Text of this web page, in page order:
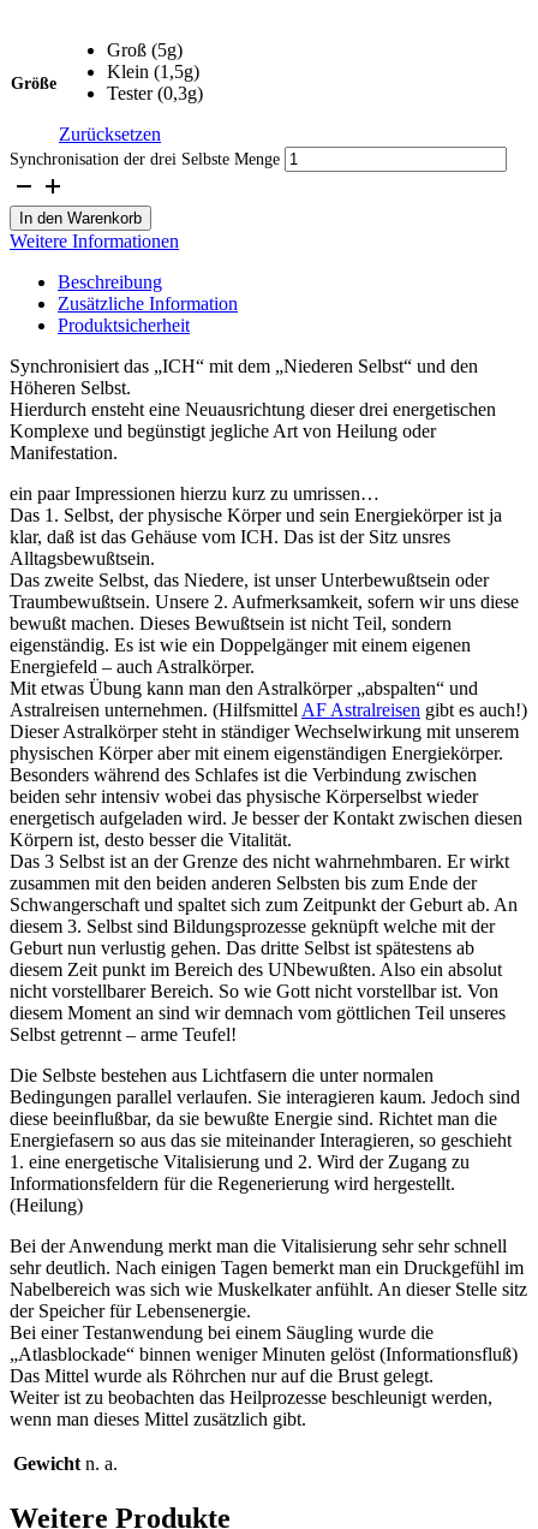
Größe
Groß (5g)
Klein (1,5g)
Tester (0,3g)
Zurücksetzen
Synchronisation der drei Selbste Menge
In den Warenkorb
Weitere Informationen
Beschreibung
Zusätzliche Information
Produktsicherheit
Synchronisiert das „ICH“ mit dem „Niederen Selbst“ und den
Höheren Selbst.
Hierdurch ensteht eine Neuausrichtung dieser drei energetischen
Komplexe und begünstigt jegliche Art von Heilung oder
Manifestation.
ein paar Impressionen hierzu kurz zu umrissen…
Das 1. Selbst, der physische Körper und sein Energiekörper ist ja
klar, daß ist das Gehäuse vom ICH. Das ist der Sitz unsres
Alltagsbewußtsein.
Das zweite Selbst, das Niedere, ist unser Unterbewußtsein oder
Traumbewußtsein. Unsere 2. Aufmerksamkeit, sofern wir uns diese
bewußt machen. Dieses Bewußtsein ist nicht Teil, sondern
eigenständig. Es ist wie ein Doppelgänger mit einem eigenen
Energiefeld – auch Astralkörper.
Mit etwas Übung kann man den Astralkörper „abspalten“ und
Astralreisen unternehmen. (Hilfsmittel AF Astralreisen gibt es auch!)
Dieser Astralkörper steht in ständiger Wechselwirkung mit unserem
physischen Körper aber mit einem eigenständigen Energiekörper.
Besonders während des Schlafes ist die Verbindung zwischen
beiden sehr intensiv wobei das physische Körperselbst wieder
energetisch aufgeladen wird. Je besser der Kontakt zwischen diesen
Körpern ist, desto besser die Vitalität.
Das 3 Selbst ist an der Grenze des nicht wahrnehmbaren. Er wirkt
zusammen mit den beiden anderen Selbsten bis zum Ende der
Schwangerschaft und spaltet sich zum Zeitpunkt der Geburt ab. An
diesem 3. Selbst sind Bildungsprozesse geknüpft welche mit der
Geburt nun verlustig gehen. Das dritte Selbst ist spätestens ab
diesem Zeit punkt im Bereich des UNbewußten. Also ein absolut
nicht vorstellbarer Bereich. So wie Gott nicht vorstellbar ist. Von
diesem Moment an sind wir demnach vom göttlichen Teil unseres
Selbst getrennt – arme Teufel!
Die Selbste bestehen aus Lichtfasern die unter normalen
Bedingungen parallel verlaufen. Sie interagieren kaum. Jedoch sind
diese beeinflußbar, da sie bewußte Energie sind. Richtet man die
Energiefasern so aus das sie miteinander Interagieren, so geschieht
1. eine energetische Vitalisierung und 2. Wird der Zugang zu
Informationsfeldern für die Regenerierung wird hergestellt.
(Heilung)
Bei der Anwendung merkt man die Vitalisierung sehr sehr schnell
sehr deutlich. Nach einigen Tagen bemerkt man ein Druckgefühl im
Nabelbereich was sich wie Muskelkater anfühlt. An dieser Stelle sitz
der Speicher für Lebensenergie.
Bei einer Testanwendung bei einem Säugling wurde die
„Atlasblockade“ binnen weniger Minuten gelöst (Informationsfluß)
Das Mittel wurde als Röhrchen nur auf die Brust gelegt.
Weiter ist zu beobachten das Heilprozesse beschleunigt werden,
wenn man dieses Mittel zusätzlich gibt.
Gewicht n. a.
Weitere Produkte